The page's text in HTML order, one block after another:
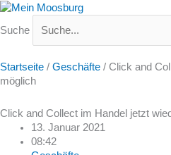
Suche
Startseite / Geschäfte / Click and
möglich
Click and Collect im Handel jetzt
13. Januar 2021
08:42